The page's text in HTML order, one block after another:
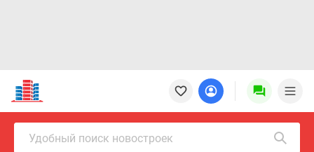
Новостройки
Квартиры
Ипотека
Новостройки
МосквыУдобный поиск новостроек